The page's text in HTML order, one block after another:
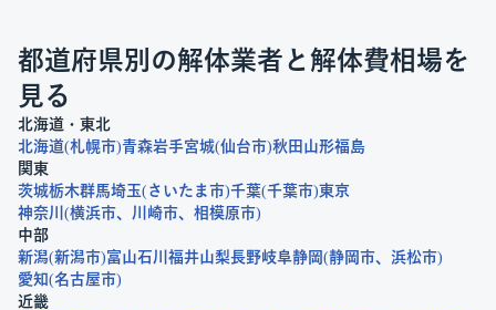
都道府県別の解体業者と解体費相場を
見る
北海道・東北
北海道 札幌市 青森岩手宮城 仙台市 秋田 山形福島
関東
茨城栃木群馬埼玉 さいたま市 千葉 千葉市 東京
神奈川
横浜市 川崎市
相模原市
中部
新潟 新潟市 富山石川 福井山梨長野岐阜静岡 静岡市
浜松市
愛知 名古屋市
近畿